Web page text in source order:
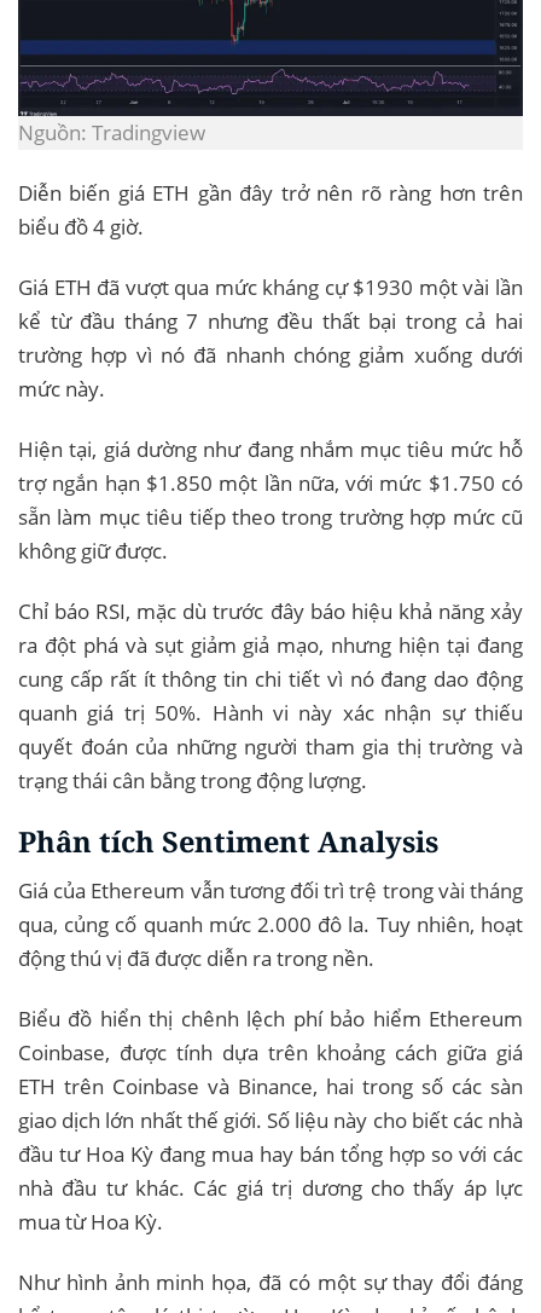
Nguồn: Tradingview
Diễn biến giá ETH gần đây trở nên rõ ràng hơn trên
biểu đồ 4 giờ.
Giá ETH đã vượt qua mức kháng cự $1930 một vài lần
kể từ đầu tháng 7 nhưng đều thất bại trong cả hai
trường hợp vì nó đã nhanh chóng giảm xuống dưới
mức này.
Hiện tại, giá dường như đang nhắm mục tiêu mức hỗ
trợ ngắn hạn $1.850 một lần nữa, với mức $1.750 có
sẵn làm mục tiêu tiếp theo trong trường hợp mức cũ
không giữ được.
Chỉ báo RSI, mặc dù trước đây báo hiệu khả năng xảy
ra đột phá và sụt giảm giả mạo, nhưng hiện tại đang
cung cấp rất ít thông tin chi tiết vì nó đang dao động
quanh giá trị 50%. Hành vi này xác nhận sự thiếu
quyết đoán của những người tham gia thị trường và
trạng thái cân bằng trong động lượng.
Phân tích Sentiment Analysis
Giá của Ethereum vẫn tương đối trì trệ trong vài tháng
qua, củng cố quanh mức 2.000 đô la. Tuy nhiên, hoạt
động thú vị đã được diễn ra trong nền.
Biểu đồ hiển thị chênh lệch phí bảo hiểm Ethereum
Coinbase, được tính dựa trên khoảng cách giữa giá
ETH trên Coinbase và Binance, hai trong số các sàn
giao dịch lớn nhất thế giới. Số liệu này cho biết các nhà
đầu tư Hoa Kỳ đang mua hay bán tổng hợp so với các
nhà đầu tư khác. Các giá trị dương cho thấy áp lực
mua từ Hoa Kỳ.
Như hình ảnh minh họa, đã có một sự thay đổi đáng